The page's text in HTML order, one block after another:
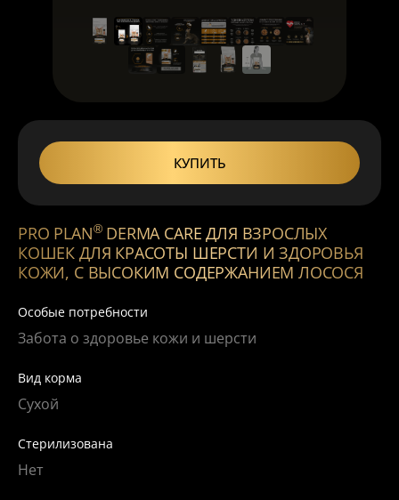
КУПИТЬ
PRO PLAN®DERMA CARE ДЛЯ ВЗРОСЛЫХ
КОШЕК ДЛЯ КРАСОТЫ ШЕРСТИ И ЗДОРОВЬЯ
КОЖИ, С ВЫСОКИМ СОДЕРЖАНИЕМ ЛОСОСЯ
Особые потребности
Забота о здоровье кожи и шерсти
Вид корма
Сухой
Cтерилизована
Нет